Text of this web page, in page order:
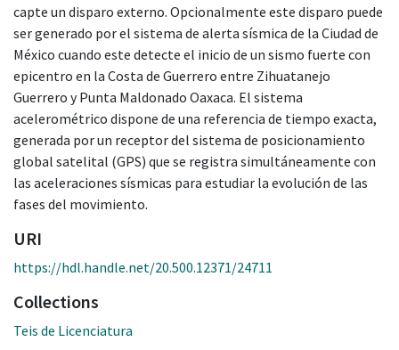
capte un disparo externo. Opcionalmente este disparo puede
ser generado por el sistema de alerta sísmica de la Ciudad de
México cuando este detecte el inicio de un sismo fuerte con
epicentro en la Costa de Guerrero entre Zihuatanejo
Guerrero y Punta Maldonado Oaxaca. El sistema
acelerométrico dispone de una referencia de tiempo exacta,
generada por un receptor del sistema de posicionamiento
global satelital (GPS) que se registra simultáneamente con
las aceleraciones sísmicas para estudiar la evolución de las
fases del movimiento.
URI
https://hdl.handle.net/20.500.12371/24711
Collections
Teis de Licenciatura